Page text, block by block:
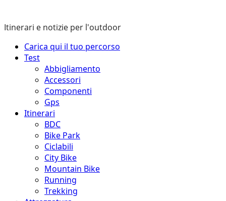
Itinerari e notizie per l'outdoor
Menu
principale
Carica qui il tuo percorso
Test
Abbigliamento
Accessori
Componenti
Gps
Itinerari
BDC
Bike Park
Ciclabili
City Bike
Mountain Bike
Running
Trekking